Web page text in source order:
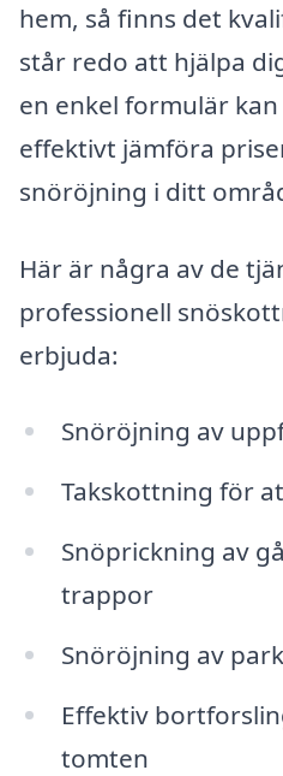
hem, så finns det
står redo att hjälpa
en enkel formulär
effektivt jämföra
snöröjning i ditt
Här är några av de
professionell
erbjuda:
Snöröjning av
Takskottning för
Snöprickning av
trappor
Snöröjning av
Effektiv
tomten